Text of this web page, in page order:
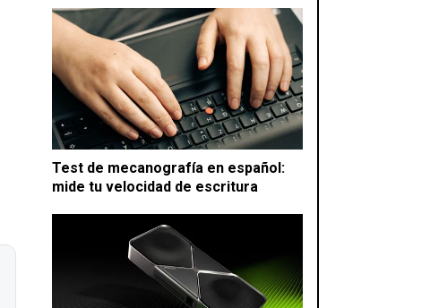
Test de mecanografía en español:
mide tu velocidad de escritura